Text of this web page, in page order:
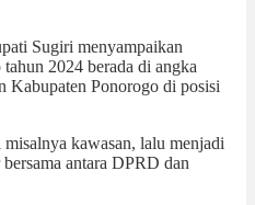
Sugiri menyampaikan
2024 berada di angka
Kabupaten Ponorogo di posisi
kawasan, lalu menjadi
antara DPRD dan